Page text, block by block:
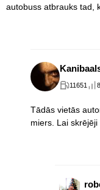
autobuss atbrauks tad,
11651 8
Tādās vietās
miers. Lai skrējēji